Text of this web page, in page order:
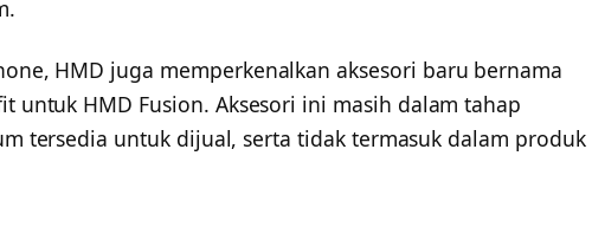
HMD juga memperkenalkan aksesori baru bernama
untuk HMD Fusion. Aksesori ini masih dalam tahap
tersedia untuk dijual, serta tidak termasuk dalam produk